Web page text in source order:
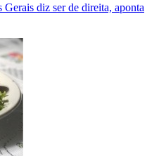
diz ser de direita, aponta